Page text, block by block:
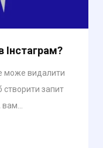
Інстаграм?
може видалити
створити запит